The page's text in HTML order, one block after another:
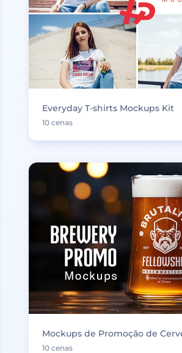
Everyday T-shirts Mockups Kit
10 cenas
Mockups de Promoção de
10 cenas